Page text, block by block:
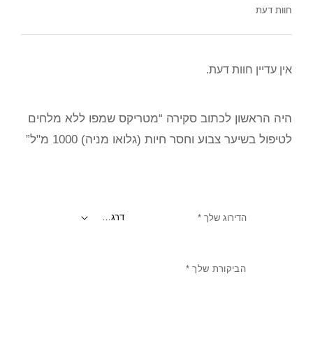
חוות דעת
אין עדיין חוות דעת.
היה הראשון לכתוב סקירה “מטריקס שמפו ללא מלחים
לטיפול בשיער צבוע וחסר חיות (גלואו מניה) 1000 מ"ל”
הדירוג שלך *